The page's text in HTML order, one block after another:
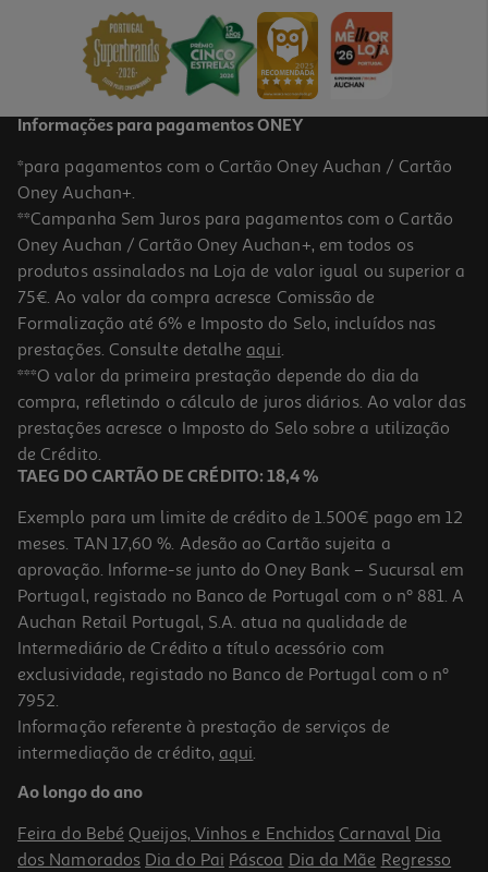
1.0
Carrying Case Switch 2 + Protetor Ecrã
24.99 €/un
24,99 €
Jogo Nintendo Switch Yoshi & The Mysterious Book
59.99 €/un
59,99 €
Informações para pagamentos ONEY
*para pagamentos com o Cartão Oney Auchan / Cartão
Oney Auchan+.
**Campanha Sem Juros para pagamentos com o Cartão
Oney Auchan / Cartão Oney Auchan+, em todos os
produtos assinalados na Loja de valor igual ou superior a
75€. Ao valor da compra acresce Comissão de
Formalização até 6% e Imposto do Selo, incluídos nas
prestações. Consulte detalhe aqui.
***O valor da primeira prestação depende do dia da
compra, refletindo o cálculo de juros diários. Ao valor das
prestações acresce o Imposto do Selo sobre a utilização
de Crédito.
TAEG DO CARTÃO DE CRÉDITO: 18,4 %
Exemplo para um limite de crédito de 1.500€ pago em 12
meses. TAN 17,60 %. Adesão ao Cartão sujeita a
aprovação. Informe-se junto do Oney Bank – Sucursal em
Portugal, registado no Banco de Portugal com o nº 881. A
Auchan Retail Portugal, S.A. atua na qualidade de
Intermediário de Crédito a título acessório com
exclusividade, registado no Banco de Portugal com o nº
7952.
Informação referente à prestação de serviços de
intermediação de crédito, aqui.
Ao longo do ano
Feira do Bebé Queijos, Vinhos e Enchidos Carnaval Dia
dos Namorados Dia do Pai Páscoa Dia da Mãe Regresso